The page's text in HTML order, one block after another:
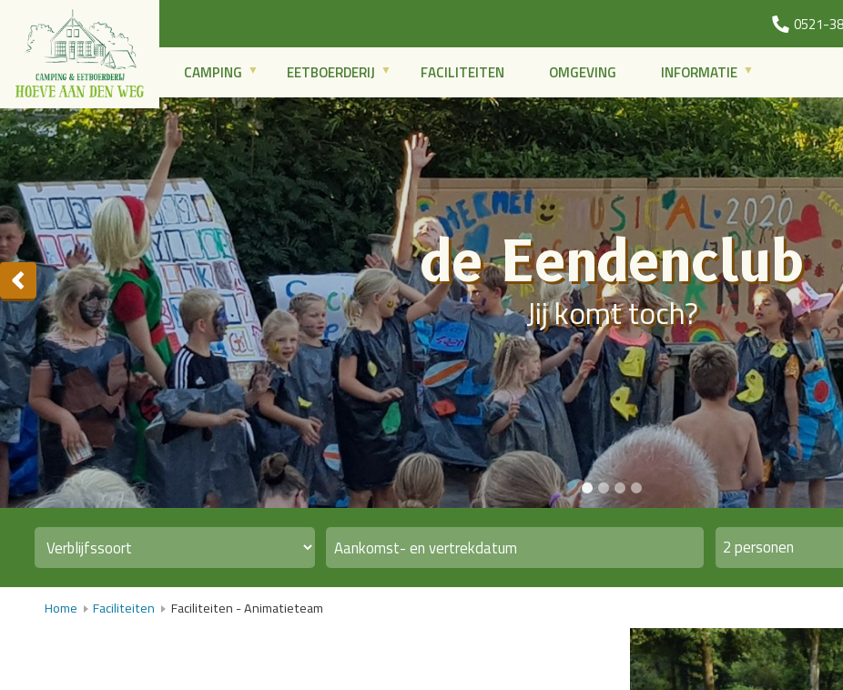
0521-
CAMPING EETBOERDERIJ FACILITEITEN OMGEVING INFORMATIE
de Eendenclub
Jij komt toch?
2 personen
Home Faciliteiten Faciliteiten - Animatieteam